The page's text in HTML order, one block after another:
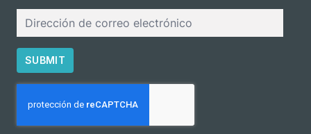
electrónico
SUBMIT